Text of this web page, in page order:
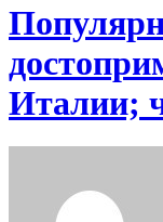
Италии;